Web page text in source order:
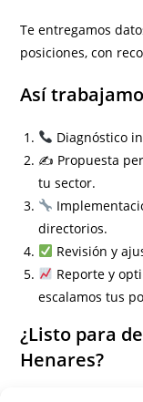
Te entregamos
posiciones, con
Así
Diagnóstico
✍️ Propuesta
tu sector.
directorios.
Revisión y
Reporte y
escalamos tus
¿Listo para
Henares?